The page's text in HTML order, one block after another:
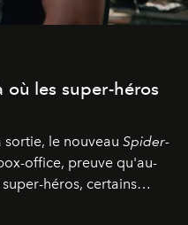
les super-héros
sortie, le nouveau Spider-
office, preuve qu'au-
héros, certains